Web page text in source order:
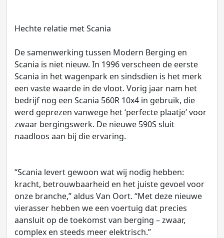
Hechte relatie met Scania
De samenwerking tussen Modern Berging en
Scania is niet nieuw. In 1996 verscheen de eerste
Scania in het wagenpark en sindsdien is het merk
een vaste waarde in de vloot. Vorig jaar nam het
bedrijf nog een Scania 560R 10x4 in gebruik, die
werd geprezen vanwege het ‘perfecte plaatje’ voor
zwaar bergingswerk. De nieuwe 590S sluit
naadloos aan bij die ervaring.
“Scania levert gewoon wat wij nodig hebben:
kracht, betrouwbaarheid en het juiste gevoel voor
onze branche,” aldus Van Oort. “Met deze nieuwe
vierasser hebben we een voertuig dat precies
aansluit op de toekomst van berging – zwaar,
complex en steeds meer elektrisch.”